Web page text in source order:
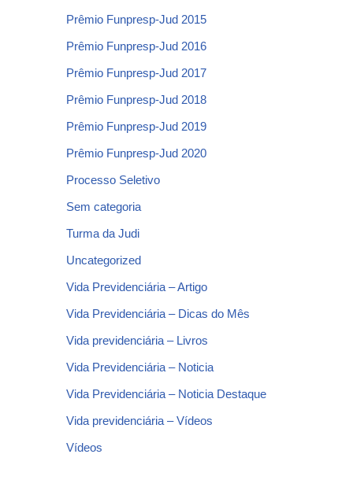
Prêmio Funpresp-Jud 2015
Prêmio Funpresp-Jud 2016
Prêmio Funpresp-Jud 2017
Prêmio Funpresp-Jud 2018
Prêmio Funpresp-Jud 2019
Prêmio Funpresp-Jud 2020
Processo Seletivo
Sem categoria
Turma da Judi
Uncategorized
Vida Previdenciária – Artigo
Vida Previdenciária – Dicas do Mês
Vida previdenciária – Livros
Vida Previdenciária – Noticia
Vida Previdenciária – Noticia Destaque
Vida previdenciária – Vídeos
Vídeos